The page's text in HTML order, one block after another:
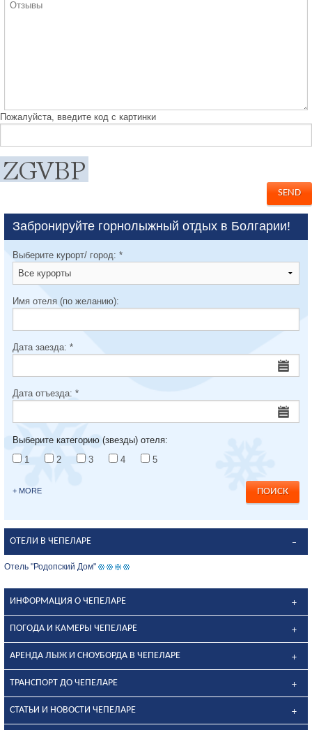
Пожалуйста, введите код с картинки
Забронируйте горнолыжный отдых в Болгарии!
Выберите курорт/ город: *
Имя отеля (по желанию):
Дата заезда: *
Дата отъезда: *
Выберите категорию (звезды) отеля:
1
2 3 4 5
+ MORE
ОТЕЛИ В ЧЕПЕЛАРЕ
Отель "Родопский Дом"
ИНФОРМАЦИЯ О ЧЕПЕЛАРЕ
ПОГОДА И КАМЕРЫ ЧЕПЕЛАРЕ
АРЕНДА ЛЫЖ И СНОУБОРДА В ЧЕПЕЛАРЕ
ТРАНСПОРТ ДО ЧЕПЕЛАРЕ
СТАТЬИ И НОВОСТИ ЧЕПЕЛАРЕ